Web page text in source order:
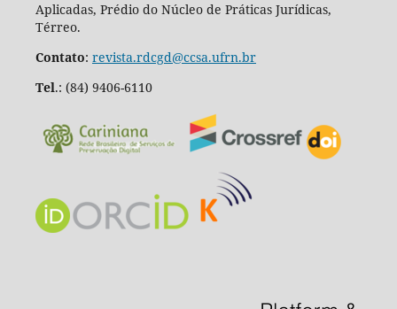
Aplicadas, Prédio do Núcleo de Práticas Jurídicas,
Térreo.
Contato: revista.rdcgd@ccsa.ufrn.br
Tel.: (84) 9406-6110